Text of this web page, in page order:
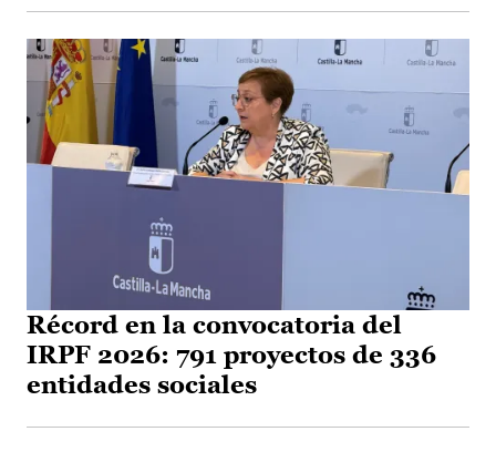
Récord en la convocatoria del
IRPF 2026: 791 proyectos de 336
entidades sociales